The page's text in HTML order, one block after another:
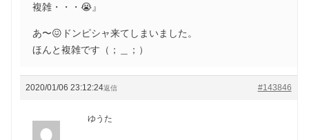
複雑・・・😭』
あ〜😖ドンピシャ来てしまいました。
ほんと複雑です（；＿；）
2020/01/06 23:12:24 #143846
返信
ゆうた